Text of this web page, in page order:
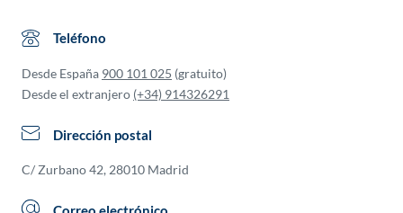
Teléfono
Desde España 900 101 025 (gratuito)
Desde el extranjero (+34) 914326291
Dirección postal
C/ Zurbano 42, 28010 Madrid